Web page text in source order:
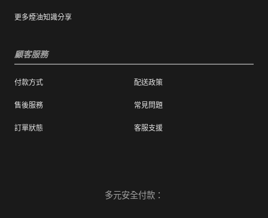
更多煙油知識分享
顧客服務
付款方式 配送政策
售後服務 常見問題
訂單狀態 客服支援
多元安全付款：